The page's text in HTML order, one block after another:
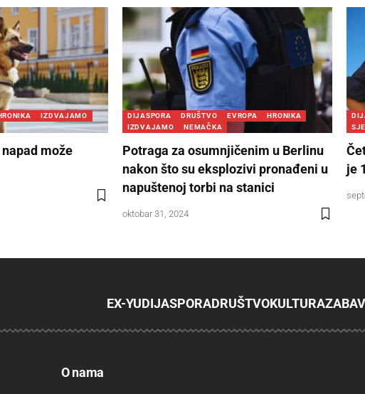
IZDVAJAMO
može
DIJASPORA DRUŠTVO EVROPA
HRONIKA
IZDVAJAMO
NEMAČKA
Potraga za osumnjičenim u Berlinu
nakon što su eksplozivi pronađeni u
napuštenoj torbi na stanici
oktobar 31, 2024
je
EX-YUDIJASPORADRUŠTVOKULTURA
O nama